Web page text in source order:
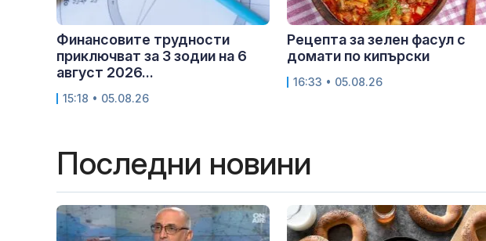
Финансовите трудности
приключват за 3 зодии на 6
август 2026...
15:18 • 05.08.26
Рецепта за зелен фасул с
домати по кипърски
16:33 • 05.08.26
Последни новини